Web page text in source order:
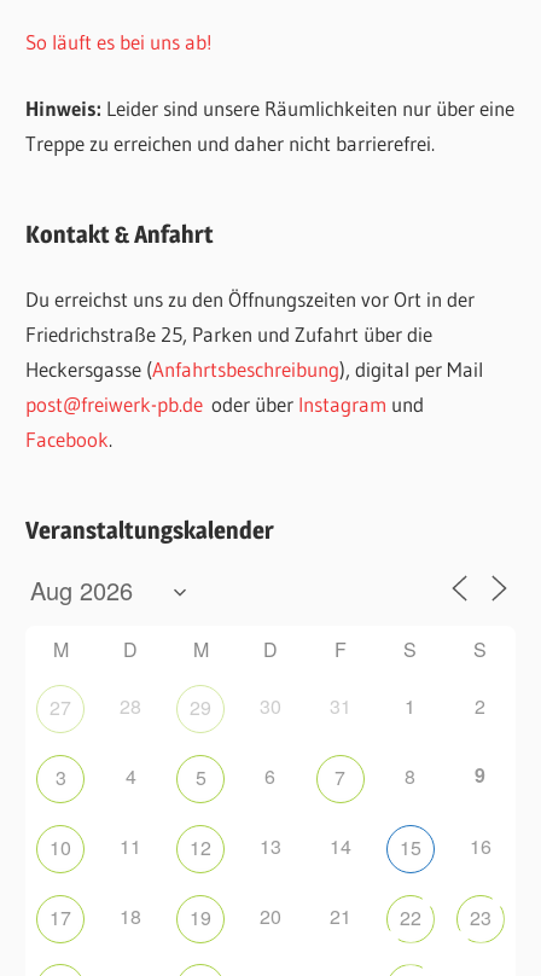
So läuft es bei uns ab!
Hinweis: Leider sind unsere Räumlichkeiten nur über eine
Treppe zu erreichen und daher nicht barrierefrei.
Kontakt & Anfahrt
Du erreichst uns zu den Öffnungszeiten vor Ort in der
Friedrichstraße 25, Parken und Zufahrt über die
Heckersgasse (Anfahrtsbeschreibung), digital per Mail
post@freiwerk-pb.de oder über Instagram und
Facebook.
Veranstaltungskalender
M D M D F S S
27 28 29 30 31 1 2
3 4 5 6 7 8 9
10 11 12 13 14 15 16
17 18 19 20 21 22 23